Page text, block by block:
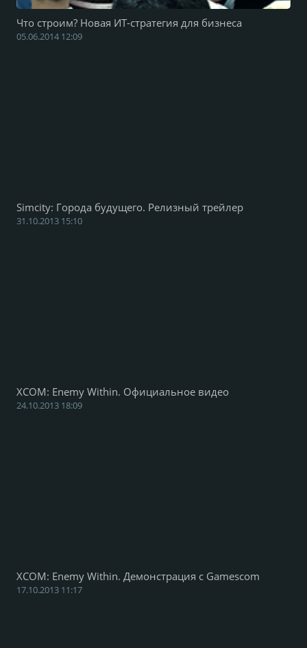
Что строим? Новая ИТ-стратегия для бизнеса
05.06.2014 12:09
Simcity: Города будущего. Релизный трейлер
31.10.2013 15:10
XCOM: Enemy Within. Официальное видео
24.10.2013 18:09
XCOM: Enemy Within. Демонстрация с Gamescom
17.10.2013 11:17